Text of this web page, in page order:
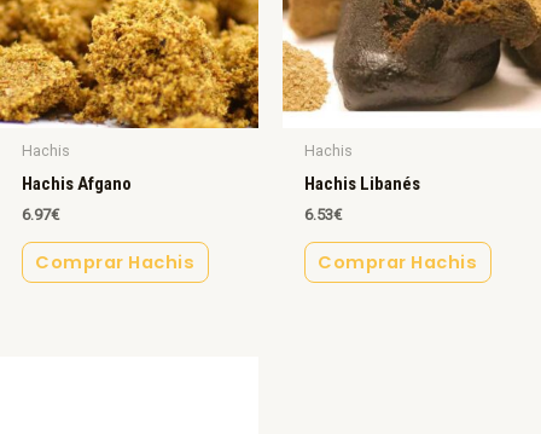
Hachis
Hachis Afgano
6.97€
Comprar Hachis
Hachis
Hachis Libanés
6.53€
Comprar Hachis